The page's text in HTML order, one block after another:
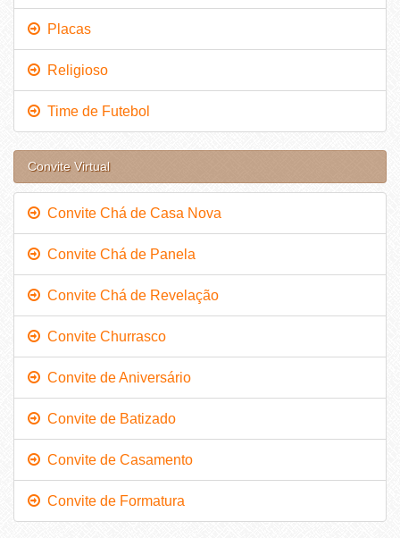
Placas
Religioso
Time de Futebol
Convite Virtual
Convite Chá de Casa Nova
Convite Chá de Panela
Convite Chá de Revelação
Convite Churrasco
Convite de Aniversário
Convite de Batizado
Convite de Casamento
Convite de Formatura